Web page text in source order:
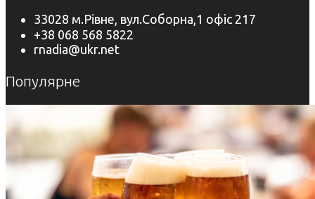
33028 м.Рівне, вул.Соборна,1 офіс 217
+38 068 568 5822
rnadia@ukr.net
Популярне